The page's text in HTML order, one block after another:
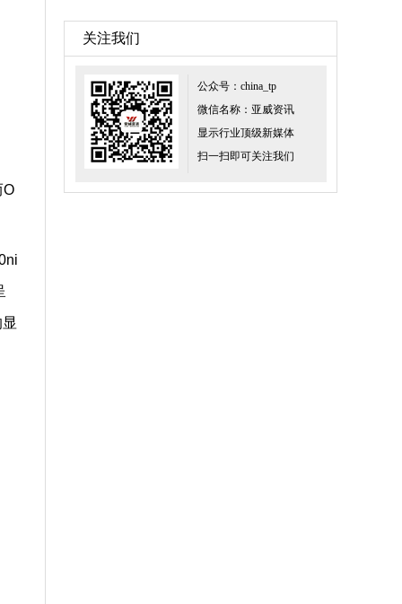
O
关注我们
公众号：china_tp
微信名称：亚威资讯
显示行业顶级新媒体
扫一扫即可关注我们